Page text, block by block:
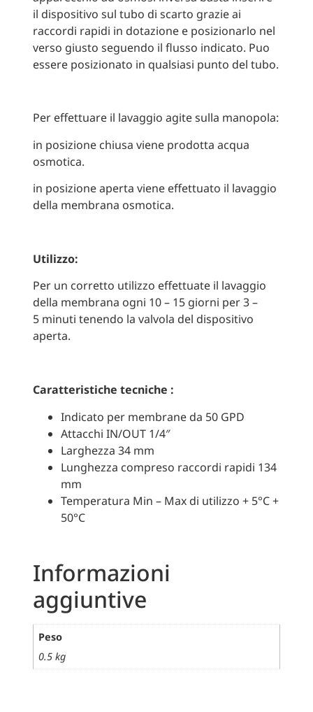
il dispositivo sul tubo di scarto grazie ai
raccordi rapidi in dotazione e posizionarlo nel
verso giusto seguendo il flusso indicato. Puo
essere posizionato in qualsiasi punto del tubo.
Per effettuare il lavaggio agite sulla manopola:
in posizione chiusa viene prodotta acqua
osmotica.
in posizione aperta viene effettuato il lavaggio
della membrana osmotica.
Utilizzo:
Per un corretto utilizzo effettuate il lavaggio
della membrana ogni 10 – 15 giorni per 3 –
5 minuti tenendo la valvola del dispositivo
aperta.
Caratteristiche tecniche :
Indicato per membrane da 50 GPD
Attacchi IN/OUT 1/4″
Larghezza 34 mm
Lunghezza compreso raccordi rapidi 134
mm
Temperatura Min – Max di utilizzo + 5°C +
50°C
Informazioni
aggiuntive
Peso
0.5 kg